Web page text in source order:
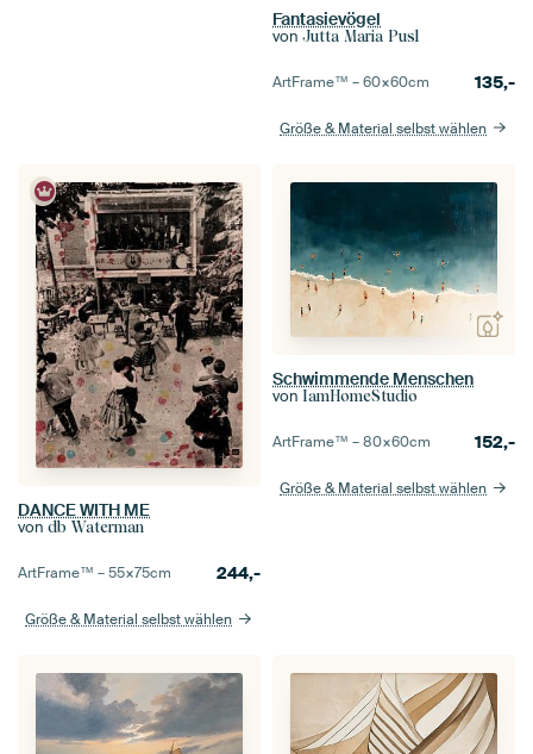
Fantasievögel
von Jutta Maria Pusl
ArtFrame™ –60×60cm 135,-
Größe & Material selbst wählen
DANCE WITH ME
von db Waterman
ArtFrame™ –55×75cm 244,-
Größe & Material selbst wählen
Schwimmende Menschen
von IamHomeStudio
ArtFrame™ –80×60cm 152,-
Größe & Material selbst wählen